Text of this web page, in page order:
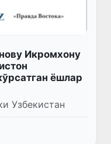
Икромхону
ёшлар
Узбекистан